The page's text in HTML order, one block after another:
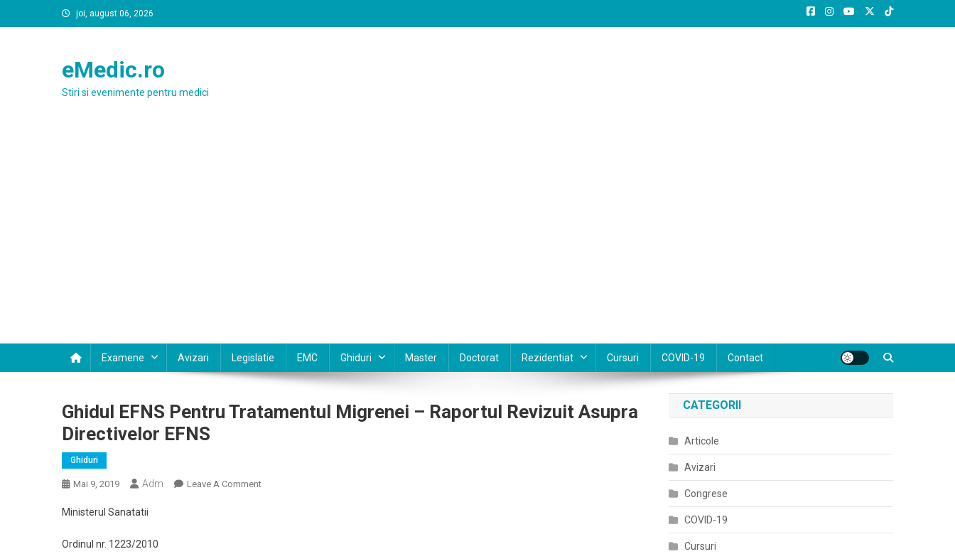
to
joi, august 06, 2026
eMedic.ro
Stiri si evenimente pentru medici
Examene Avizari Legislatie EMC Ghiduri Master Doctorat Rezidentiat Cursuri COVID-19 Contact
Ghidul EFNS Pentru Tratamentul Migrenei – Raportul Revizuit Asupra
Directivelor EFNS
Ghiduri
Mai 9, 2019 Adm Leave A CommentOn
Ministerul Sanatatii
Ordinul nr. 1223/2010
CATEGORII
Articole
Avizari
Congrese
COVID-19
Cursuri